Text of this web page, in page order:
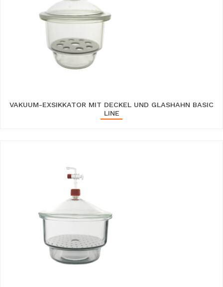
VAKUUM-EXSIKKATOR MIT DECKEL UND GLASHAHN BASIC
LINE